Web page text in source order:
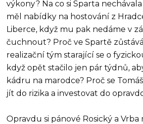
výkony? Na co si Sparta
měl nabídky na hostování z
Liberce, když mu pak nedáme v
čuchnout? Proč ve Spartě
realizační tým starající se o
když opět stačilo jen pár týdnů,
kádru na marodce? Proč se
jít do rizika a investovat do
Opravdu si pánové Rosický a Vrba